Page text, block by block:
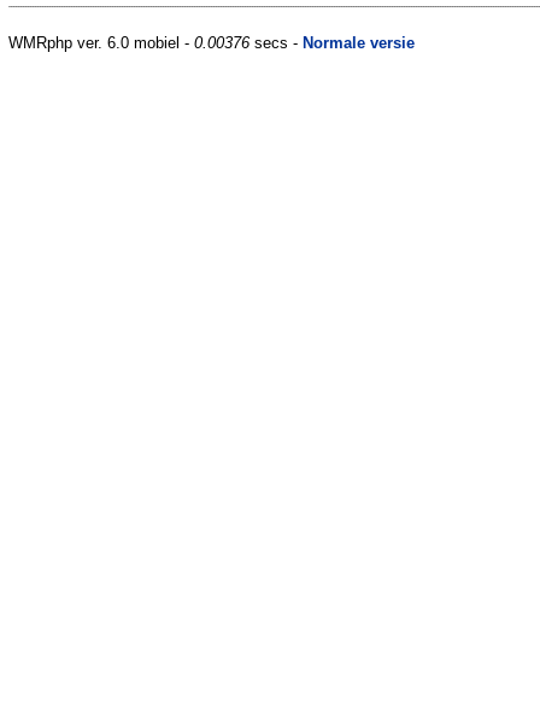
WMRphp ver. 6.0 mobiel - 0.00376 secs - Normale versie